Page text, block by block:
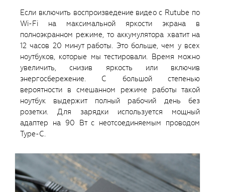
Если включить воспроизведение видео с Rutube по
Wi-Fi на максимальной яркости экрана в
полноэкранном режиме, то аккумулятора хватит на
12 часов 20 минут работы. Это больше, чем у всех
ноутбуков, которые мы тестировали. Время можно
увеличить, снизив яркость или включив
энергосбережение. С большой степенью
вероятности в смешанном режиме работы такой
ноутбук выдержит полный рабочий день без
розетки. Для зарядки используется мощный
адаптер на 90 Вт с неотсоединяемым проводом
Type-C.